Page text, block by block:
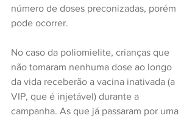
número de doses preconizadas, porém
pode ocorrer.
No caso da poliomielite, crianças que
não tomaram nenhuma dose ao longo
da vida receberão a vacina inativada (a
VIP, que é injetável) durante a
campanha. As que já passaram por uma